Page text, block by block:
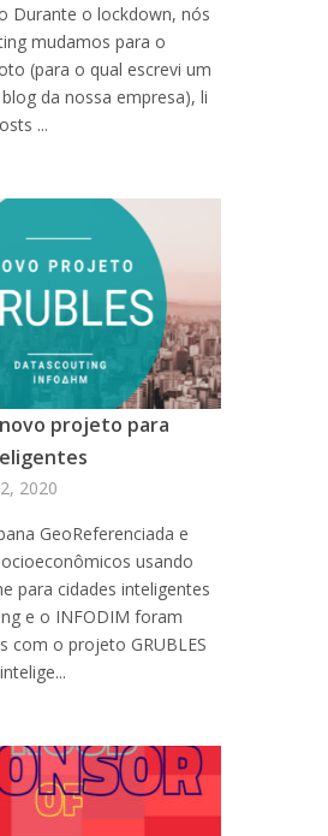
Durante o lockdown, nós
mudamos para o
(para o qual escrevi um
da nossa empresa), li
...
novo projeto para
2020
GeoReferenciada e
usando
para cidades inteligentes
e o INFODIM foram
com o projeto GRUBLES